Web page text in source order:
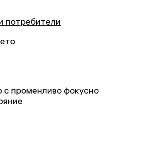
потребители
с променливо фокусно